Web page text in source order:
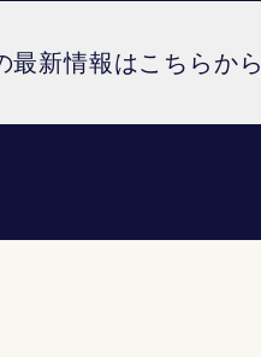
最新情報はこちらから